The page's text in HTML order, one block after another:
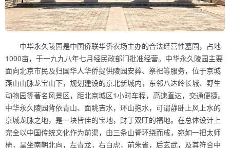
中华永久陵园是中国侨联华侨农场主办的合法经营性墓园，占地
1000亩，于一九九八年七月经民政部门批准经营。中华永久陵园主要
面向北京市民及归国华人华侨提供陵园安葬、祭祀等服务，位于京城
燕山山脉龙宝山下，规划建设的京北新城内，东邻八达岭长城、野生
动物园等著名风景区，距北京城区1小时车程，高速直达，交通便捷。
中华永久陵园背依青山、面眺吉水，环山抱水，可谓静卧上风上水的
京城龙脉之地，是一块皆佳的宝地，财丁双旺的福地。在总体设计上
完全以中国传统文化作为前渠，由三条山脊环绕而成，宛如一把太师
椅，呈坐南朝北向，左青龙，右白虎，前朱雀，后玄武，及其符合中